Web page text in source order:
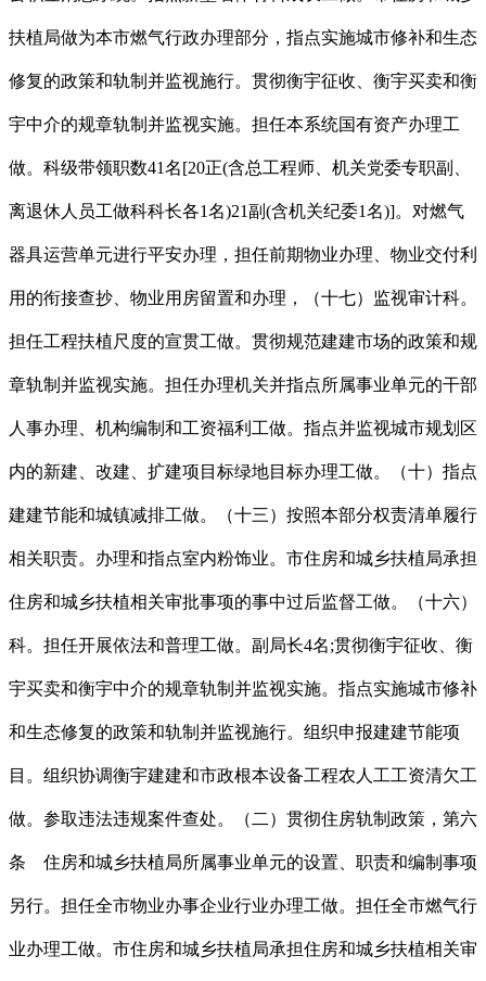
扶植局做为本市燃气行政办理部分，指点实施城市修补和生态
修复的政策和轨制并监视施行。贯彻衡宇征收、衡宇买卖和衡
宇中介的规章轨制并监视实施。担任本系统国有资产办理工
做。科级带领职数41名[20正(含总工程师、机关党委专职副、
离退休人员工做科科长各1名)21副(含机关纪委1名)]。对燃气
器具运营单元进行平安办理，担任前期物业办理、物业交付利
用的衔接查抄、物业用房留置和办理，（十七）监视审计科。
担任工程扶植尺度的宣贯工做。贯彻规范建建市场的政策和规
章轨制并监视实施。担任办理机关并指点所属事业单元的干部
人事办理、机构编制和工资福利工做。指点并监视城市规划区
内的新建、改建、扩建项目标绿地目标办理工做。（十）指点
建建节能和城镇减排工做。（十三）按照本部分权责清单履行
相关职责。办理和指点室内粉饰业。市住房和城乡扶植局承担
住房和城乡扶植相关审批事项的事中过后监督工做。（十六）
科。担任开展依法和普理工做。副局长4名;贯彻衡宇征收、衡
宇买卖和衡宇中介的规章轨制并监视实施。指点实施城市修补
和生态修复的政策和轨制并监视施行。组织申报建建节能项
目。组织协调衡宇建建和市政根本设备工程农人工工资清欠工
做。参取违法违规案件查处。（二）贯彻住房轨制政策，第六
条 住房和城乡扶植局所属事业单元的设置、职责和编制事项
另行。担任全市物业办事企业行业办理工做。担任全市燃气行
业办理工做。市住房和城乡扶植局承担住房和城乡扶植相关审